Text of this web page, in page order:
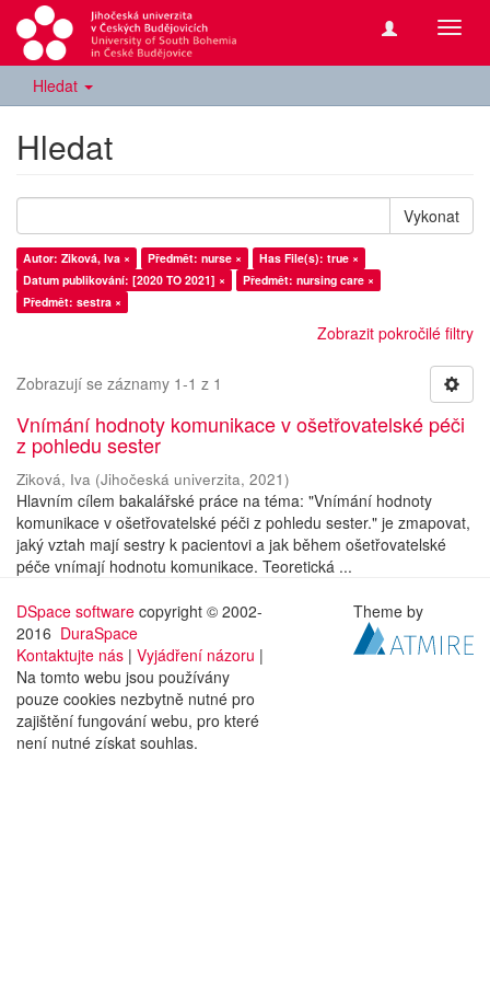
Hledat
Hledat
Vykonat
Autor: Ziková, Iva × Předmět: nurse ×
Has File(s): true ×
Datum publikování: [2020 TO 2021] ×
Předmět: nursing care ×
Předmět: sestra ×
Zobrazit pokročilé filtry
Zobrazují se záznamy 1-1 z 1
Vnímání hodnoty komunikace v ošetřovatelské péči
z pohledu sester
Ziková, Iva (Jihočeská univerzita, 2021)
Hlavním cílem bakalářské práce na téma: "Vnímání hodnoty
komunikace v ošetřovatelské péči z pohledu sester." je zmapovat,
jaký vztah mají sestry k pacientovi a jak během ošetřovatelské
péče vnímají hodnotu komunikace. Teoretická ...
DSpace software copyright © 2002-
2016 DuraSpace
Kontaktujte nás | Vyjádření názoru |
Na tomto webu jsou používány
pouze cookies nezbytně nutné pro
zajištění fungování webu, pro které
není nutné získat souhlas.
Theme by